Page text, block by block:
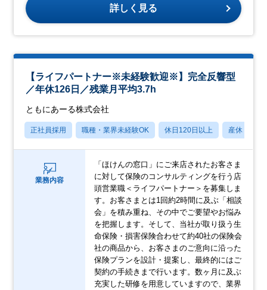
詳しく見る
【ライフパートナー※未経験歓迎※】完全反響型
／年休126日／残業月平均3.7h
ともにあーる株式会社
正社員採用 職種・業界未経験OK 休日120日以上 産休・育休
業務内容
「ほけんの窓口」にご来店されたお客さま
に対して保険のコンサルティングを行う店
頭営業職＜ライフパートナー＞を募集しま
す。お客さまとは1回約2時間に及ぶ「相談
会」を積み重ね、その中でご要望やお悩み
を把握します。そして、当社が取り扱う生
命保険・損害保険合わせて約40社の保険会
社の商品から、お客さまのご意向に沿った
保険プランを設計・提案し、最終的にはご
契約の手続きまで行います。数ヶ月に及ぶ
充実した研修を用意していますので、業界